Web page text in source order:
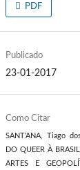
PDF
Publicado
23-01-2017
Como Citar
SANT’ANA, Tiago
DO QUEER À
ARTES E